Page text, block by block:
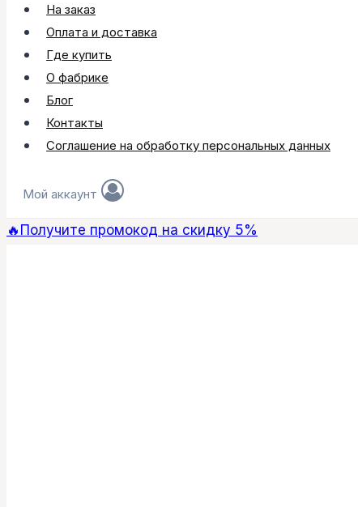
На заказ
Оплата и доставка
Где купить
О фабрике
Блог
Контакты
Соглашение на обработку персональных данных
Мой аккаунт
🔥Получите промокод на скидку 5%